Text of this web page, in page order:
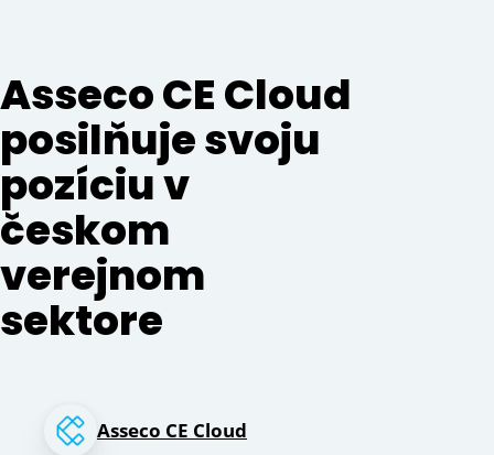
Asseco CE Cloud
posilňuje svoju
pozíciu v
českom
verejnom
sektore
Asseco CE Cloud